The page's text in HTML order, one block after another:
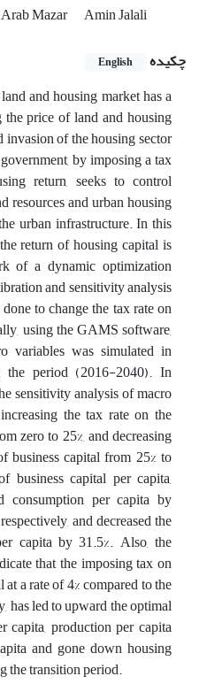
Mazar Amin Jalali
چکیده
English
and housing market has a
price of land and housing
of the housing sector
by imposing a tax
return, seeks to control
resources and urban housing
urban infrastructure. In this
return of housing capital is
of a dynamic optimization
and sensitivity analysis
to change the tax rate on
using the GAMS software,
variables was simulated in
the period (2016-2040). In
sensitivity analysis of macro
the tax rate on the
zero to 25%, and decreasing
capital from 25% to
business capital per capita,
consumption per capita by
and decreased the
capita by 31.5%. Also, the
that the imposing tax on
a rate of 4% compared to the
has led to upward the optimal
capita, production per capita
and gone down housing
the transition period.